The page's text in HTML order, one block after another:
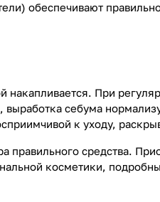
обеспечивают
накапливается. При
, выработка себума
к уходу,
правильного средства.
косметики,